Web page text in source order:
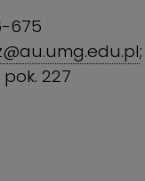
675
;
227